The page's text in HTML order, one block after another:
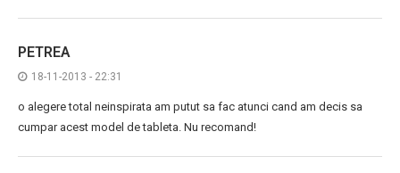
PETREA
18-11-2013 - 22:31
o alegere total neinspirata am putut sa fac atunci cand am decis sa
cumpar acest model de tableta. Nu recomand!